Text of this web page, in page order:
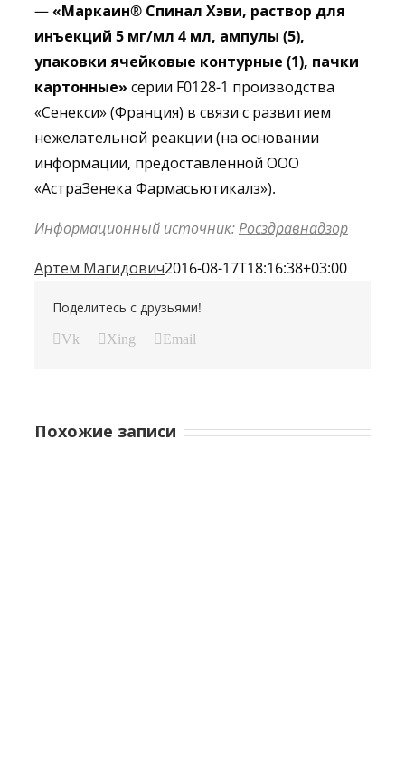
—«Маркаин® Спинал Хэви, раствор для
инъекций 5 мг/мл 4 мл, ампулы (5),
упаковки ячейковые контурные (1), пачки
картонные» серии F0128-1 производства
«Сенекси» (Франция) в связи с развитием
нежелательной реакции (на основании
информации, предоставленной ООО
«АстраЗенека Фармасьютикалз»).
Информационный источник:Росздравнадзор
Артем Магидович2016-08-17T18:16:38+03:00
Поделитесь с друзьями!
Vk Xing Email
Похожие записи